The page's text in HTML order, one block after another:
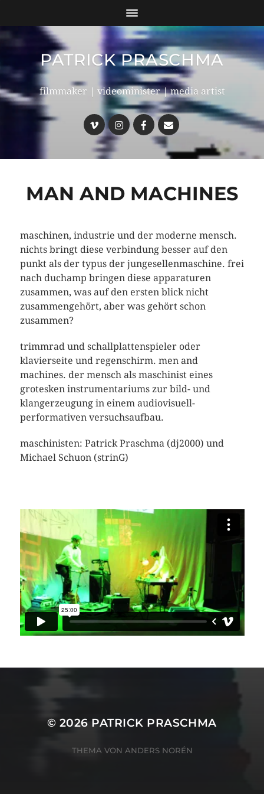
PATRICK PRASCHMA
filmmaker | videominister | media artist
MAN AND MACHINES
maschinen, industrie und der moderne mensch.
nichts bringt diese verbindung besser auf den
punkt als der typus der jungesellenmaschine. frei
nach duchamp bringen diese apparaturen
zusammen, was auf den ersten blick nicht
zusammengehört, aber was gehört schon
zusammen?
trimmrad und schallplattenspieler oder
klavierseite und regenschirm. men and
machines. der mensch als maschinist eines
grotesken instrumentariums zur bild- und
klangerzeugung in einem audiovisuell-
performativen versuchsaufbau.
maschinisten: Patrick Praschma (dj2000) und
Michael Schuon (strinG)
© 2026 PATRICK PRASCHMA
THEMA VON ANDERS NORÉN